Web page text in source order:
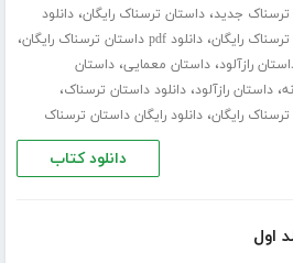
ترسناک جدید،داستان ترسناک رایگان،دانلود
رایگان،دانلود pdf داستان ترسناک رایگان ،
رازآلود،داستان معمایی،داستان
،داستان رازآلود،دانلود داستان ترسناک،
رایگان،دانلود رایگان داستان ترسناک
دانلود کتاب
اول